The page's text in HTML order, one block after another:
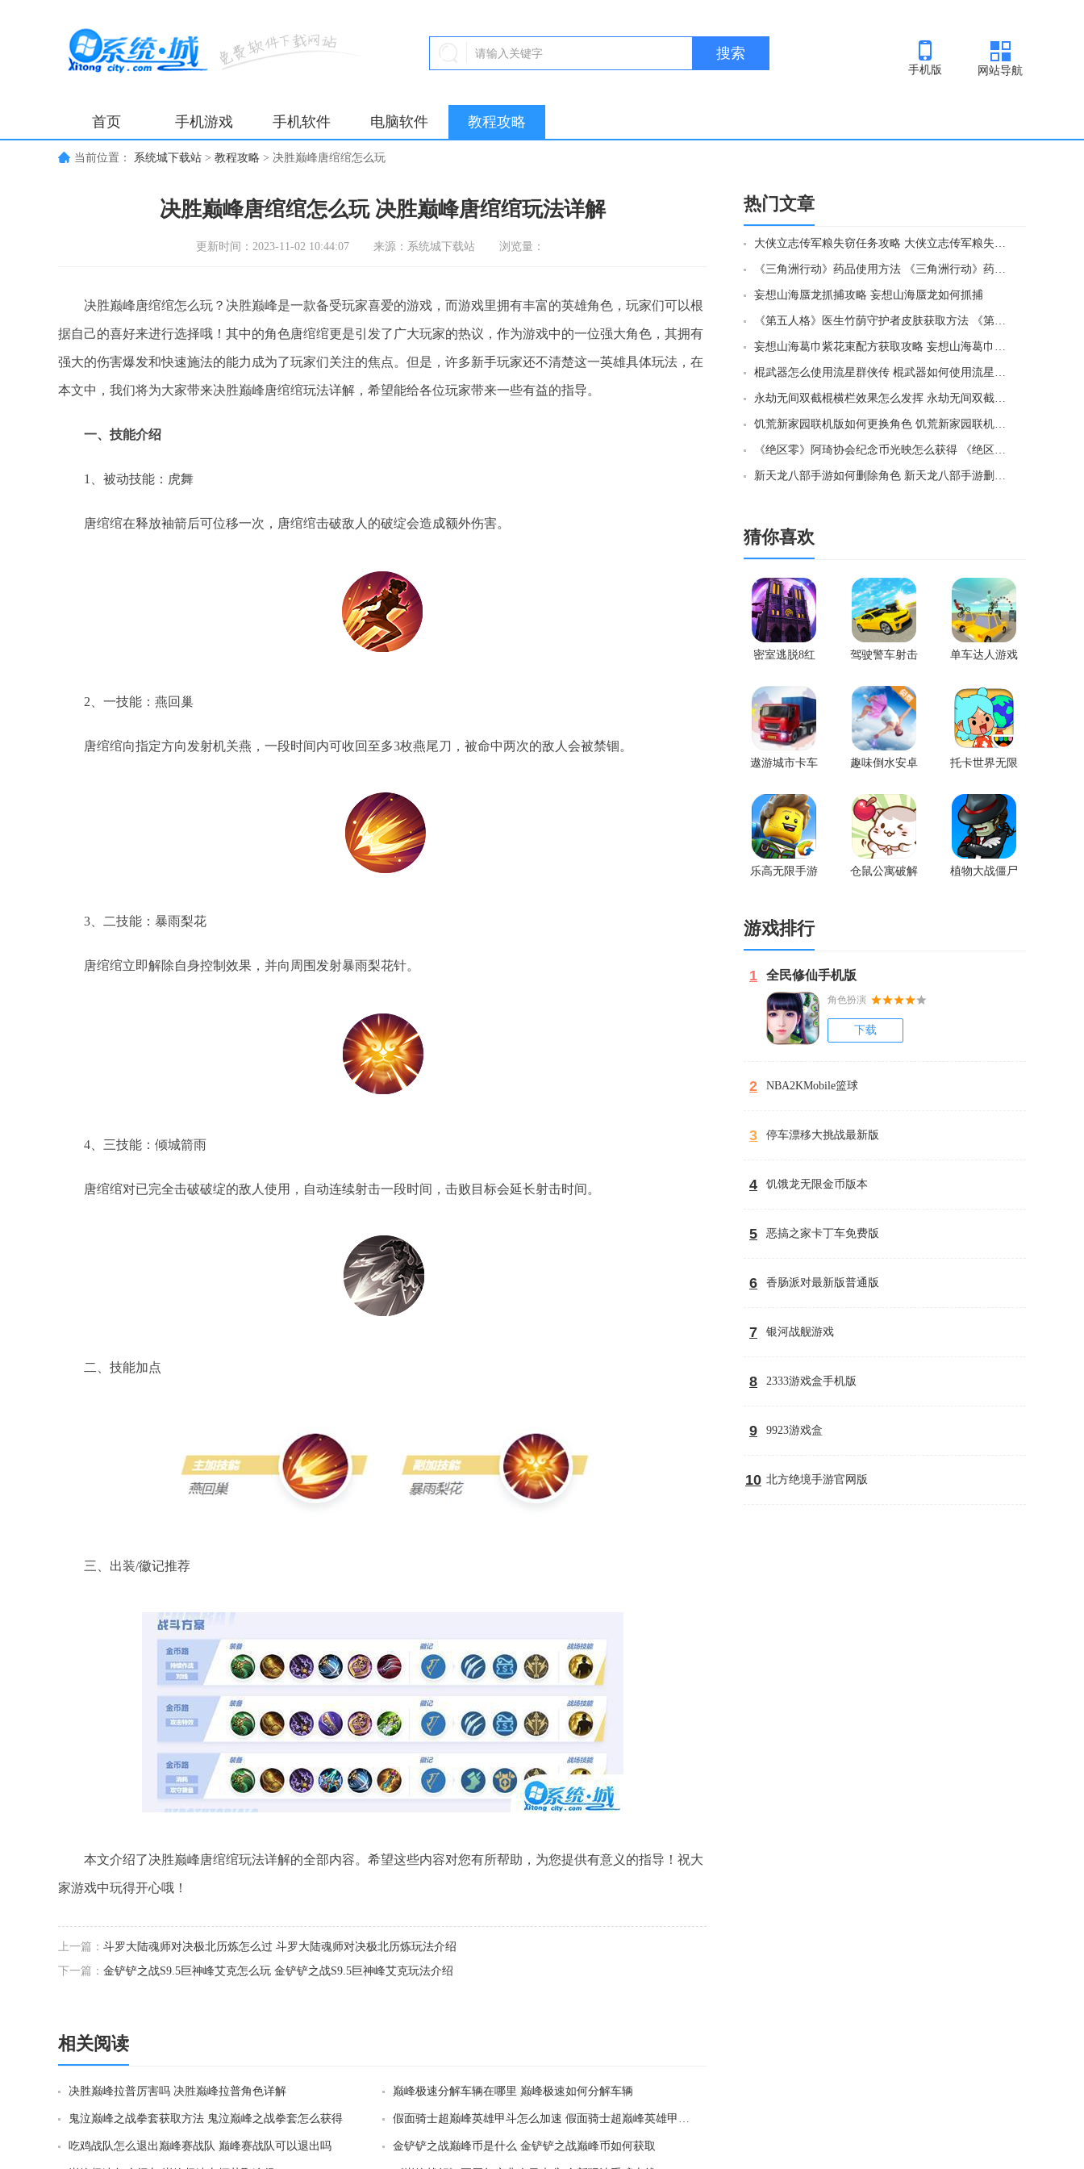
手机版 网站导航
首页 手机游戏 手机软件 电脑软件 教程攻略
当前位置： 系统城下载站 > 教程攻略 > 决胜巅峰唐绾绾怎么玩
决胜巅峰唐绾绾怎么玩 决胜巅峰唐绾绾玩法详解
更新时间：2023-11-02 10:44:07 来源：系统城下载站 浏览量：
决胜巅峰唐绾绾怎么玩？决胜巅峰是一款备受玩家喜爱的游戏，而游戏里拥有丰富的英雄角色，玩家们可以根
据自己的喜好来进行选择哦！其中的角色唐绾绾更是引发了广大玩家的热议，作为游戏中的一位强大角色，其拥有
强大的伤害爆发和快速施法的能力成为了玩家们关注的焦点。但是，许多新手玩家还不清楚这一英雄具体玩法，在
本文中，我们将为大家带来决胜巅峰唐绾绾玩法详解，希望能给各位玩家带来一些有益的指导。
一、技能介绍
1、被动技能：虎舞
唐绾绾在释放袖箭后可位移一次，唐绾绾击破敌人的破绽会造成额外伤害。
2、一技能：燕回巢
唐绾绾向指定方向发射机关燕，一段时间内可收回至多3枚燕尾刀，被命中两次的敌人会被禁锢。
3、二技能：暴雨梨花
唐绾绾立即解除自身控制效果，并向周围发射暴雨梨花针。
4、三技能：倾城箭雨
唐绾绾对已完全击破破绽的敌人使用，自动连续射击一段时间，击败目标会延长射击时间。
二、技能加点
三、出装/徽记推荐
本文介绍了决胜巅峰唐绾绾玩法详解的全部内容。希望这些内容对您有所帮助，为您提供有意义的指导！祝大
家游戏中玩得开心哦！
上一篇： 斗罗大陆魂师对决极北历炼怎么过 斗罗大陆魂师对决极北历炼玩法介绍
下一篇： 金铲铲之战S9.5巨神峰艾克怎么玩 金铲铲之战S9.5巨神峰艾克玩法介绍
相关阅读
决胜巅峰拉普厉害吗 决胜巅峰拉普角色详解 巅峰极速分解车辆在哪里 巅峰极速如何分解车辆
鬼泣巅峰之战拳套获取方法 鬼泣巅峰之战拳套怎么获得 假面骑士超巅峰英雄甲斗怎么加速 假面骑士超巅峰英雄甲斗加速玩法攻略
吃鸡战队怎么退出巅峰赛战队 巅峰赛战队可以退出吗 金铲铲之战巅峰币是什么 金铲铲之战巅峰币如何获取
热门文章
大侠立志传军粮失窃任务攻略 大侠立志传军粮失窃任务如何做
《三角洲行动》药品使用方法 《三角洲行动》药品如何使用
妄想山海蜃龙抓捕攻略 妄想山海蜃龙如何抓捕
《第五人格》医生竹荫守护者皮肤获取方法 《第五人格》医生竹荫守护者皮肤如何获取
妄想山海葛巾紫花束配方获取攻略 妄想山海葛巾紫花束配方如何获取
棍武器怎么使用流星群侠传 棍武器如何使用流星群侠传
永劫无间双截棍横栏效果怎么发挥 永劫无间双截棍横栏效果如何发挥
饥荒新家园联机版如何更换角色 饥荒新家园联机版更换角色方法
《绝区零》阿琦协会纪念币光映怎么获得 《绝区零》阿琦协会纪念币光映如何获得
新天龙八部手游如何删除角色 新天龙八部手游删除角色方法
猜你喜欢
密室逃脱8红 驾驶警车射击 单车达人游戏
遨游城市卡车 趣味倒水安卓 托卡世界无限
乐高无限手游 仓鼠公寓破解 植物大战僵尸
游戏排行
1 全民修仙手机版
角色扮演
下载
2 NBA2KMobile篮球
3 停车漂移大挑战最新版
4 饥饿龙无限金币版本
5 恶搞之家卡丁车免费版
6 香肠派对最新版普通版
7 银河战舰游戏
8 2333游戏盒手机版
9 9923游戏盒
10 北方绝境手游官网版